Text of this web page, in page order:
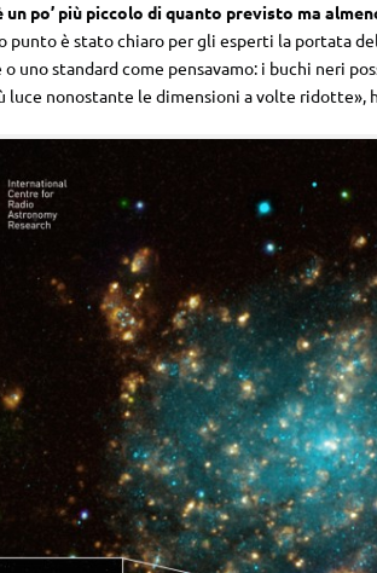
un po’ più piccolo di quanto previsto ma
punto è stato chiaro per gli esperti la portata
uno standard come pensavamo: i buchi neri
luce nonostante le dimensioni a volte ridotte»,